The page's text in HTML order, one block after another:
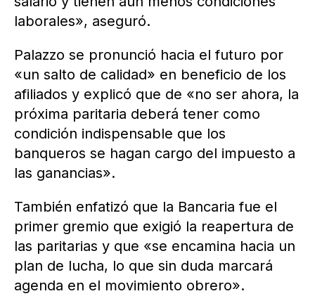
laborales», aseguró.
Palazzo se pronunció hacia el futuro por
«un salto de calidad» en beneficio de los
afiliados y explicó que de «no ser ahora, la
próxima paritaria deberá tener como
condición indispensable que los
banqueros se hagan cargo del impuesto a
las ganancias».
También enfatizó que la Bancaria fue el
primer gremio que exigió la reapertura de
las paritarias y que «se encamina hacia un
plan de lucha, lo que sin duda marcará
agenda en el movimiento obrero».